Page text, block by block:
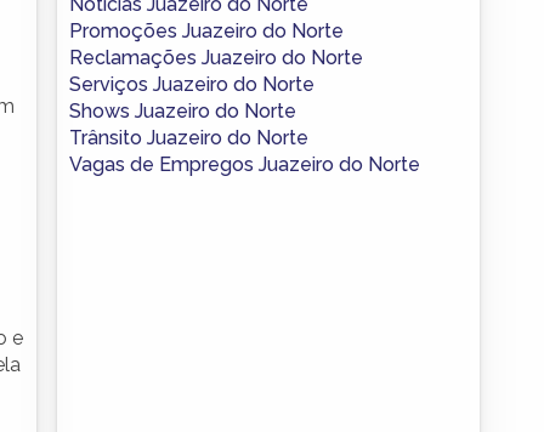
e
Promoções Juazeiro do Norte
Reclamações Juazeiro do Norte
Serviços Juazeiro do Norte
Shows Juazeiro do Norte
Trânsito Juazeiro do Norte
Vagas de Empregos Juazeiro do Norte